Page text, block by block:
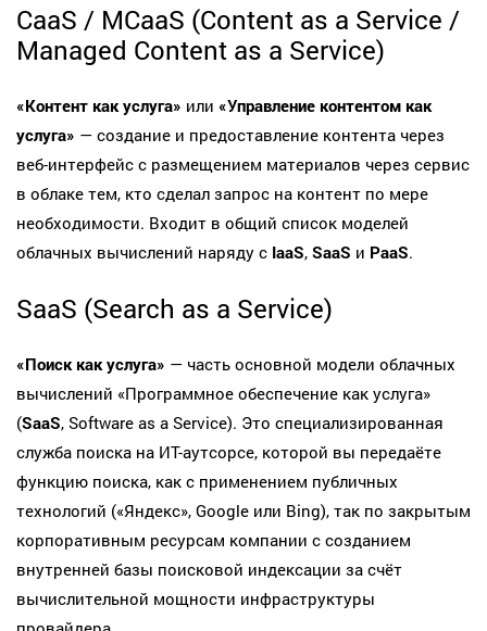
CaaS / MCaaS (Content as a Service /
Managed Content as a Service)
«Контент как услуга» или «Управление контентом как
услуга» — создание и предоставление контента через
веб-интерфейс с размещением материалов через сервис
в облаке тем, кто сделал запрос на контент по мере
необходимости. Входит в общий список моделей
облачных вычислений наряду с IaaS, SaaS и PaaS.
SaaS (Search as a Service)
«Поиск как услуга» — часть основной модели облачных
вычислений «Программное обеспечение как услуга»
(SaaS, Software as a Service). Это специализированная
служба поиска на ИТ-аутсорсе, которой вы передаёте
функцию поиска, как с применением публичных
технологий («Яндекс», Google или Bing), так по закрытым
корпоративным ресурсам компании с созданием
внутренней базы поисковой индексации за счёт
вычислительной мощности инфраструктуры